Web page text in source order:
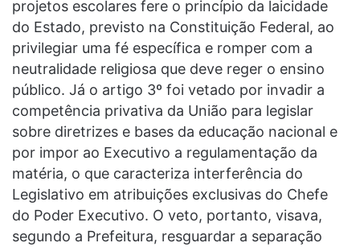
projetos escolares fere o princípio da laicidade
do Estado, previsto na Constituição Federal, ao
privilegiar uma fé específica e romper com a
neutralidade religiosa que deve reger o ensino
público. Já o artigo 3º foi vetado por invadir a
competência privativa da União para legislar
sobre diretrizes e bases da educação nacional e
por impor ao Executivo a regulamentação da
matéria, o que caracteriza interferência do
Legislativo em atribuições exclusivas do Chefe
do Poder Executivo. O veto, portanto, visava,
segundo a Prefeitura, resguardar a separação